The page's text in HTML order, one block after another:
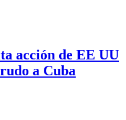
acción de EE UU
a Cuba